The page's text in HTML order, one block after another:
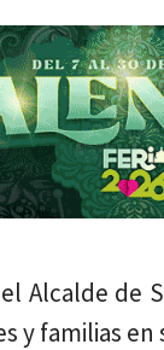
Alcalde de
y familias